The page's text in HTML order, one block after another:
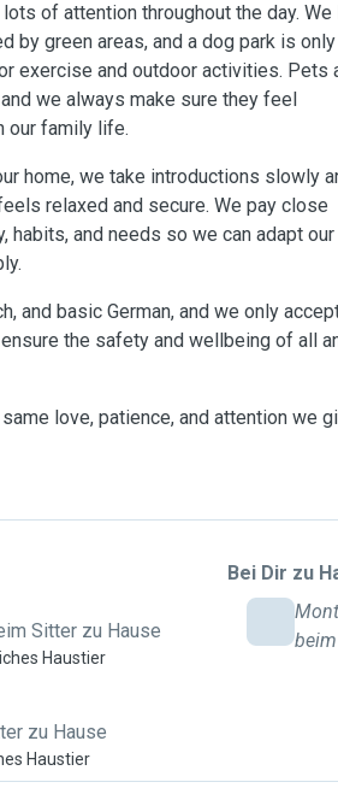
of attention throughout the day. We
by green areas, and a dog park is
exercise and outdoor activities. Pets
we always make sure they feel
our family life.
home, we take introductions slowly
relaxed and secure. We pay close
habits, and needs so we can adapt our
and basic German, and we only
the safety and wellbeing of all
love, patience, and attention we
Sitter zu Hause
Haustier
zu Hause
Haustier
Bei Dir zu